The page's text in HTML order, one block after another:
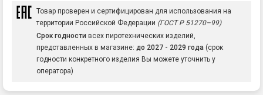
Товар проверен и сертифицирован для использования на
территории Российской Федерации (ГОСТ Р 51270–99)
Срок годности всех пиротехнических изделий,
представленных в магазине: до 2027 - 2029 года (срок
годности конкретного изделия Вы можете уточнить у
оператора)